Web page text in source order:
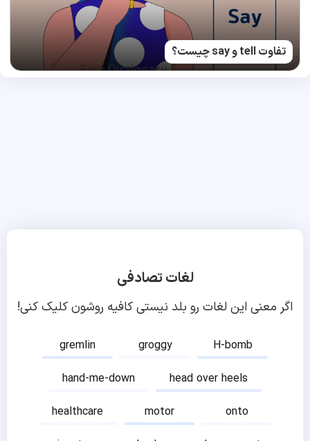
تفاوت tell و say چیست؟
لغات تصادفی
اگر معنی این لغات رو بلد نیستی کافیه روشون کلیک کنی!
gremlin groggy
H-bomb
hand-me-down
head over heels
healthcare
motor
onto